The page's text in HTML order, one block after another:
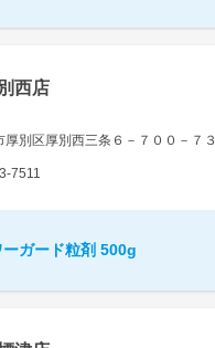
西店
厚別区厚別西三条６－７００－７３
7511
ーガード粒剤 500g